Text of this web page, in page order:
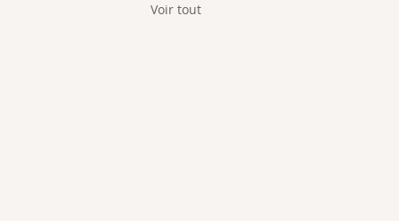
Voir tout